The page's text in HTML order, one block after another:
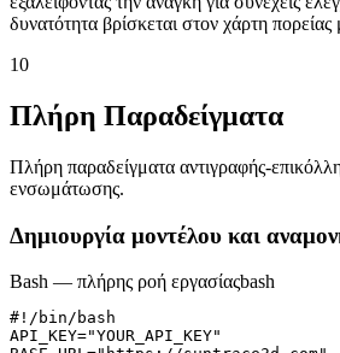
δυνατότητα βρίσκεται στον χάρτη πορείας
10
Πλήρη Παραδείγματα
Πλήρη παραδείγματα αντιγραφής-
ενσωμάτωσης.
Δημιουργία μοντέλου και
Bash — πλήρης ροή εργασίαςbash
#!/bin/bash
API_KEY="YOUR_API_KEY"